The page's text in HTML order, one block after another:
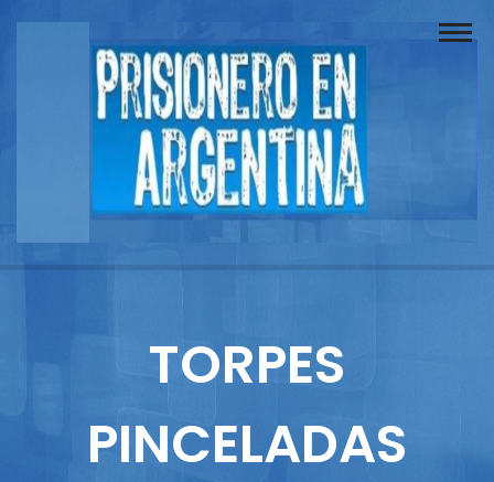
Buscador
Documentos
Columnistas
TORPES
PINCELADAS